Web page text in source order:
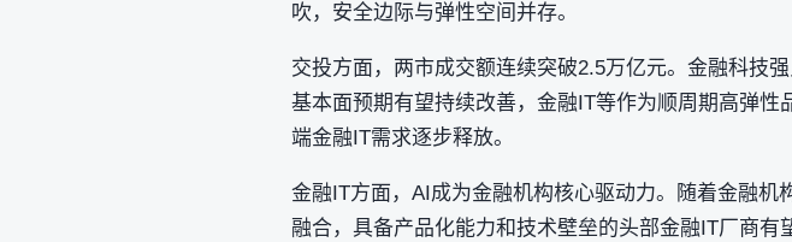
吹，安全边际与弹性空间并存。
交投方面，两市成交额连续突破2.5万亿元。金融科技
基本面预期有望持续改善，金融IT等作为顺周期高弹
端金融IT需求逐步释放。
金融IT方面，AI成为金融机构核心驱动力。随着金融
融合，具备产品化能力和技术壁垒的头部金融IT厂商有